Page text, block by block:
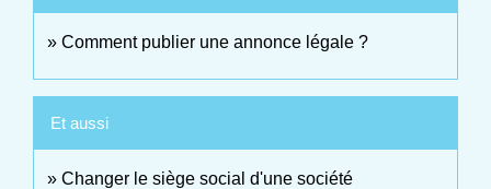
Comment publier une annonce légale ?
Et aussi
Changer le siège social d'une société